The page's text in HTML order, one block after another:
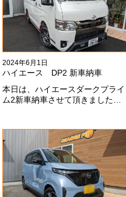
2024年6月1日
ハイエース DP2 新車納車
本日は、ハイエースダークプライ
ム2新車納車させて頂きました！
ました#x1f60a;